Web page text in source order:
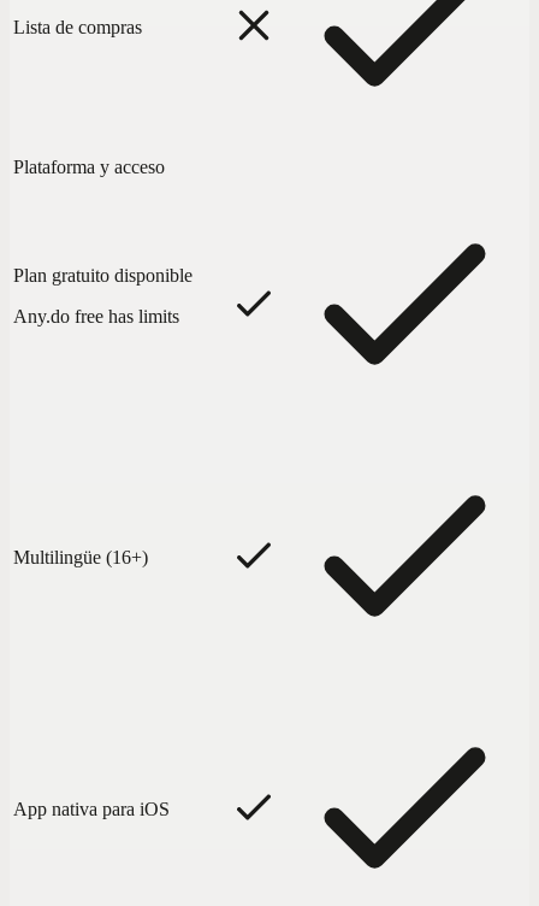
Lista de compras
Plataforma y acceso
Plan gratuito disponible
Any.do free has limits
Multilingüe (16+)
App nativa para iOS